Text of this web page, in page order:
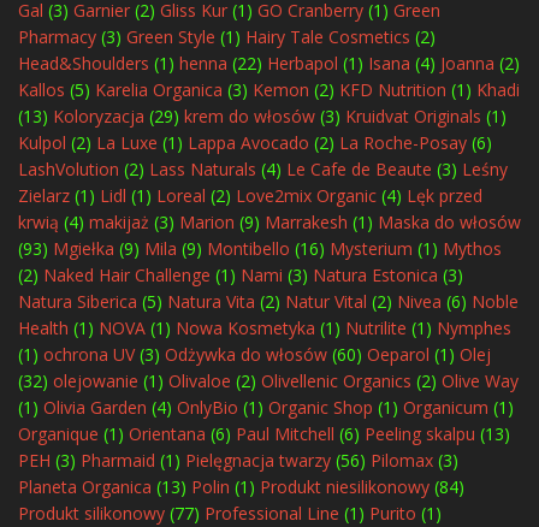
Gal (3) Garnier (2) Gliss Kur (1) GO Cranberry (1) Green
Pharmacy (3) Green Style (1) Hairy Tale Cosmetics (2)
Head&Shoulders (1) henna (22) Herbapol (1) Isana (4) Joanna (2)
Kallos (5) Karelia Organica (3) Kemon (2) KFD Nutrition (1) Khadi
(13) Koloryzacja (29) krem do włosów (3) Kruidvat Originals (1)
Kulpol (2) La Luxe (1) Lappa Avocado (2) La Roche-Posay (6)
LashVolution (2) Lass Naturals (4) Le Cafe de Beaute (3) Leśny
Zielarz (1) Lidl (1) Loreal (2) Love2mix Organic (4) Lęk przed
krwią (4) makijaż (3) Marion (9) Marrakesh (1) Maska do włosów
(93) Mgiełka (9) Mila (9) Montibello (16) Mysterium (1) Mythos
(2) Naked Hair Challenge (1) Nami (3) Natura Estonica (3)
Natura Siberica (5) Natura Vita (2) Natur Vital (2) Nivea (6) Noble
Health (1) NOVA (1) Nowa Kosmetyka (1) Nutrilite (1) Nymphes
(1) ochrona UV(3) Odżywka do włosów (60) Oeparol (1) Olej
(32) olejowanie (1) Olivaloe (2) Olivellenic Organics (2) Olive Way
(1) Olivia Garden (4) OnlyBio (1) Organic Shop (1) Organicum (1)
Organique (1) Orientana (6) Paul Mitchell (6) Peeling skalpu (13)
PEH (3) Pharmaid (1) Pielęgnacja twarzy (56) Pilomax (3)
Planeta Organica (13) Polin (1) Produkt niesilikonowy (84)
Produkt silikonowy (77) Professional Line (1) Purito (1)